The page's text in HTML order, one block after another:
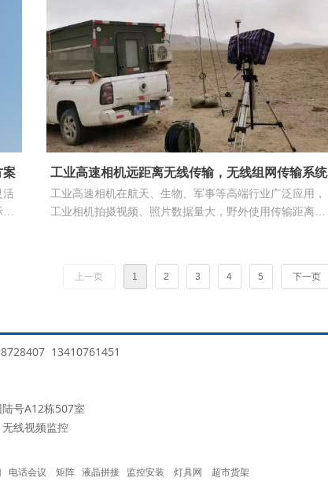
案
活
部
工业高速相机远距离无线传输，无线组网传输系统
工业高速相机在航天、生物、军事等高端行业广泛应用，
工业相机拍摄视频、照片数据量大，野外使用传输距离
上一页 1 2 3 4 5 下一页
电话会议 矩阵 液晶拼接 监控安装 灯具网 超市货架
13410761451
号A12栋507室
线视频监控